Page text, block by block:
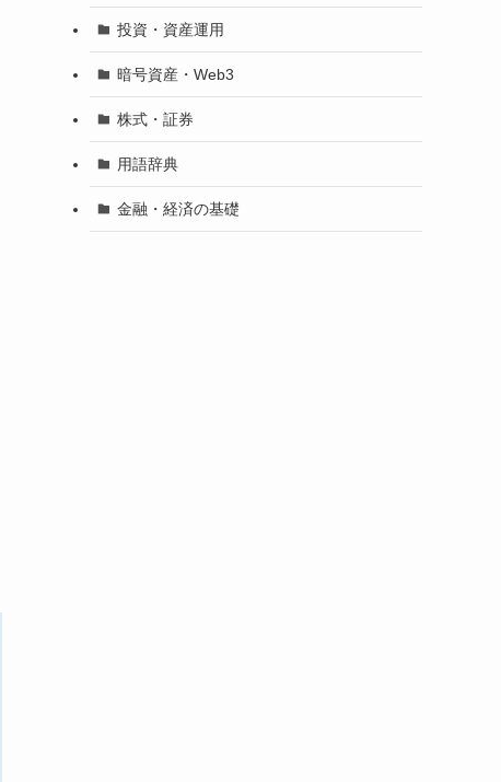
投資・資産運用
暗号資産・Web3
株式・証券
用語辞典
金融・経済の基礎